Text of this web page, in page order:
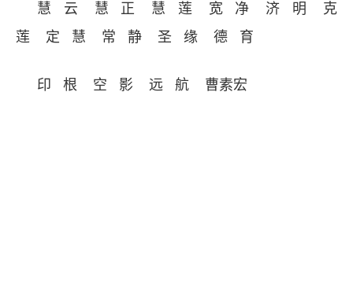
慧 云 慧 正 慧 莲 宽 净 济 明 克
莲 定 慧 常 静 圣 缘 德 育
印 根 空 影 远 航 曹素宏